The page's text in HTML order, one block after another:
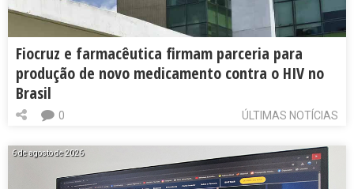
Fiocruz e farmacêutica firmam parceria para
produção de novo medicamento contra o HIV no
Brasil
ÚLTIMAS NOTÍCIAS
0
6 de agosto de 2026